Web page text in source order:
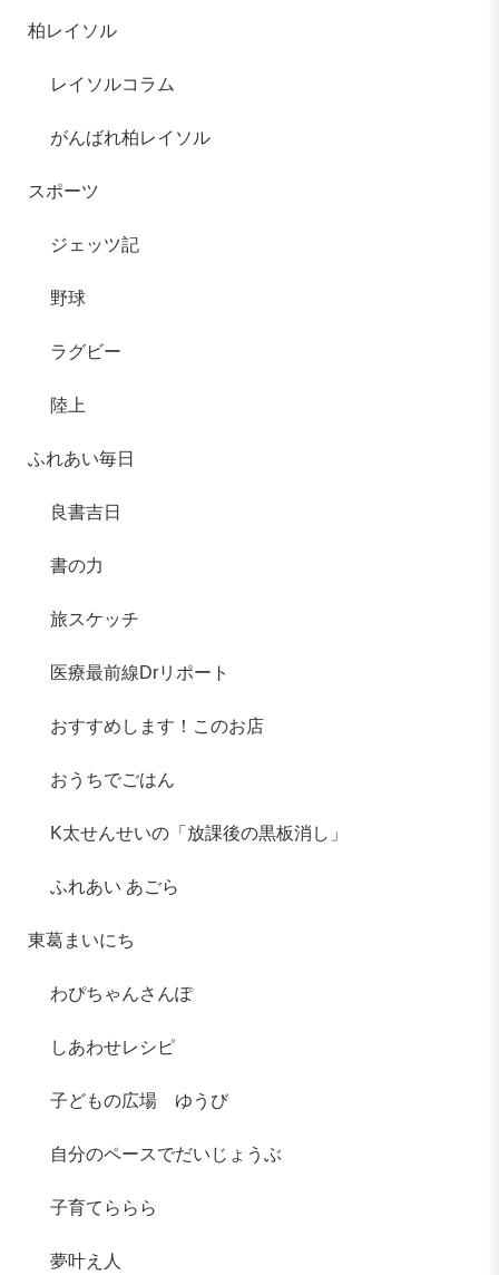
柏レイソル
レイソルコラム
がんばれ柏レイソル
スポーツ
ジェッツ記
野球
ラグビー
陸上
ふれあい毎日
良書吉日
書の力
旅スケッチ
医療最前線Drリポート
おすすめします！このお店
おうちでごはん
K太せんせいの「放課後の黒板消し」
ふれあい あごら
東葛まいにち
わぴちゃんさんぽ
しあわせレシピ
子どもの広場 ゆうび
自分のペースでだいじょうぶ
子育てららら
夢叶え人